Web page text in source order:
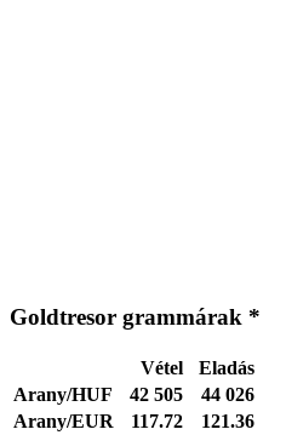
Goldtresor grammárak *
Vétel
Eladás
Arany/HUF
42 505
44 026
Arany/EUR
117.72
121.36